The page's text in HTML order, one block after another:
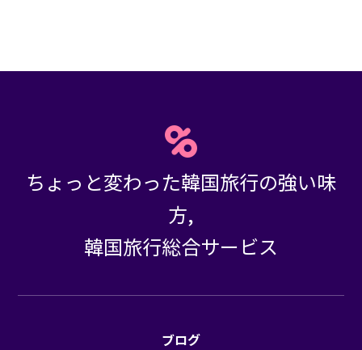
ちょっと変わった韓国旅行の強い味
方,
韓国旅行総合サービス
ブログ